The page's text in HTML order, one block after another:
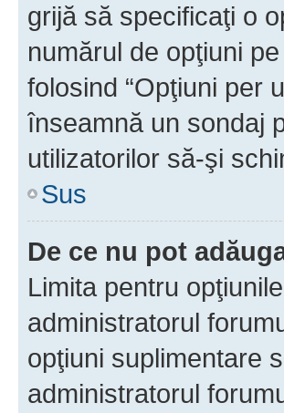
grijă să specificaţi o
numărul de opţiuni
folosind “Opţiuni per
înseamnă un sondaj
utilizatorilor să-şi
Sus
De ce nu pot
Limita pentru
administratorul
opţiuni suplimentare
administratorul